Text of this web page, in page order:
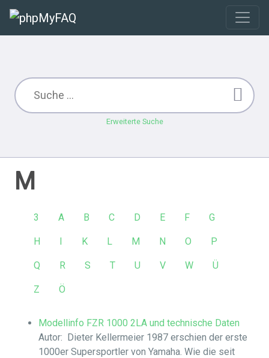
Erweiterte Suche
M
3 A B C D E F G
H I K L M N O P
Q R S T U V W Ü
Z Ö
Modellinfo FZR 1000 2LA und technische Daten
Autor: Dieter Kellermeier 1987 erschien der erste
1000er Supersportler von Yamaha. Wie die seit